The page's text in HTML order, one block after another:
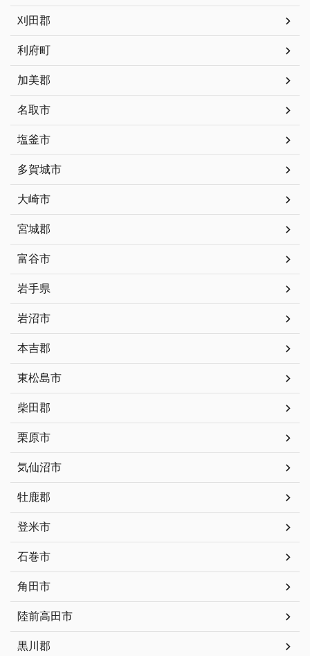
刈田郡
利府町
加美郡
名取市
塩釜市
多賀城市
大崎市
宮城郡
富谷市
岩手県
岩沼市
本吉郡
東松島市
柴田郡
栗原市
気仙沼市
牡鹿郡
登米市
石巻市
角田市
陸前高田市
黒川郡